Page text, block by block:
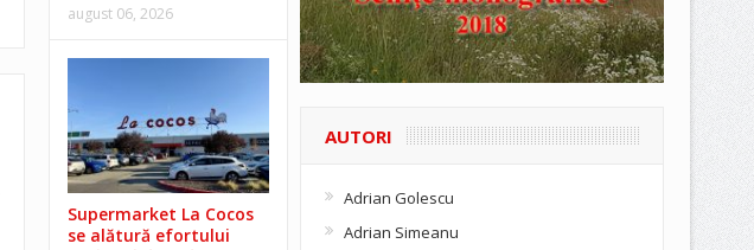
august 06, 2026
Supermarket La Cocos
se alătură efortului
AUTORI
Adrian Golescu
Adrian Simeanu